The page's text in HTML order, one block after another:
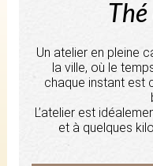
Thé
Un atelier en pleine
la ville, où le
chaque instant est
L’atelier est
et à quelques